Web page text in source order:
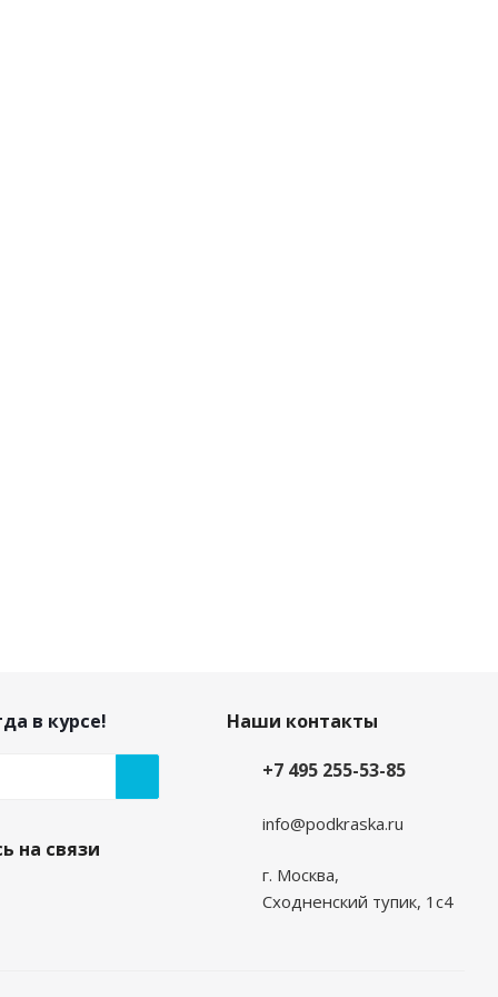
в курсе!
на связи
Наши контакты
+7 495 255-53-85
info@podkraska.ru
г. Москва,
Сходненский тупик, 1с4